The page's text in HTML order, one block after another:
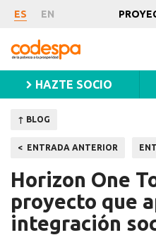
Noticia
ES EN
CODESPA
HAZTE SOCIO
↑ BLOG
Navegación
de
entradas
ENTRADA ANTERIOR
Horizon One
proyecto que
integración